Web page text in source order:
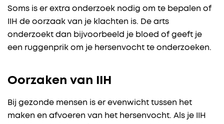
Soms is er extra onderzoek nodig om te bepalen of
IIH de oorzaak van je klachten is. De arts
onderzoekt dan bijvoorbeeld je bloed of geeft je
een ruggenprik om je hersenvocht te onderzoeken.
Oorzaken van IIH
Bij gezonde mensen is er evenwicht tussen het
maken en afvoeren van het hersenvocht. Als je IIH